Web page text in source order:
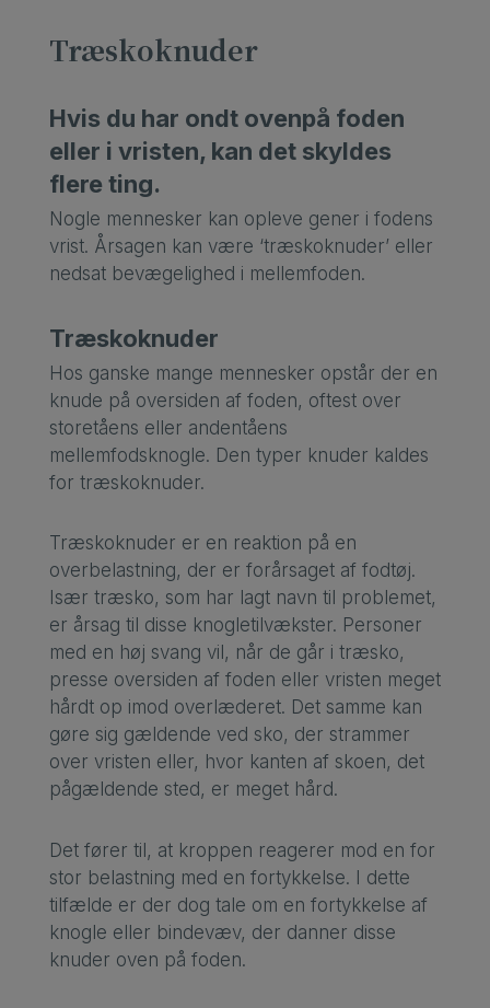
Træskoknuder
Hvis du har ondt ovenpå foden
eller i vristen, kan det skyldes
flere ting.
Nogle mennesker kan opleve gener i fodens
vrist. Årsagen kan være ‘træskoknuder’ eller
nedsat bevægelighed i mellemfoden.
Træskoknuder
Hos ganske mange mennesker opstår der en
knude på oversiden af foden, oftest over
storetåens eller andentåens
mellemfodsknogle. Den typer knuder kaldes
for træskoknuder.
Træskoknuder er en reaktion på en
overbelastning, der er forårsaget af fodtøj.
Især træsko, som har lagt navn til problemet,
er årsag til disse knogletilvækster. Personer
med en høj svang vil, når de går i træsko,
presse oversiden af foden eller vristen meget
hårdt op imod overlæderet. Det samme kan
gøre sig gældende ved sko, der strammer
over vristen eller, hvor kanten af skoen, det
pågældende sted, er meget hård.
Det fører til, at kroppen reagerer mod en for
stor belastning med en fortykkelse. I dette
tilfælde er der dog tale om en fortykkelse af
knogle eller bindevæv, der danner disse
knuder oven på foden.